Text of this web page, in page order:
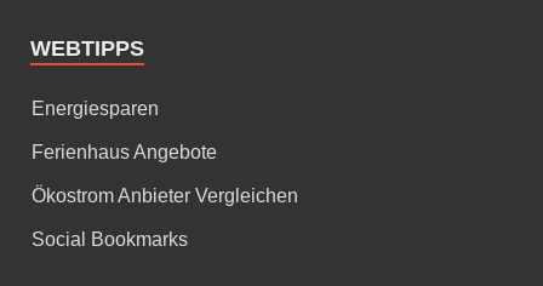
WEBTIPPS
Energiesparen
Ferienhaus Angebote
Ökostrom Anbieter Vergleichen
Social Bookmarks